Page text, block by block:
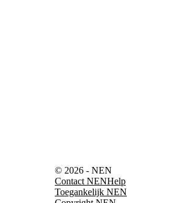
© 2026 - NEN
Contact NENHelp
Toegankelijk NEN